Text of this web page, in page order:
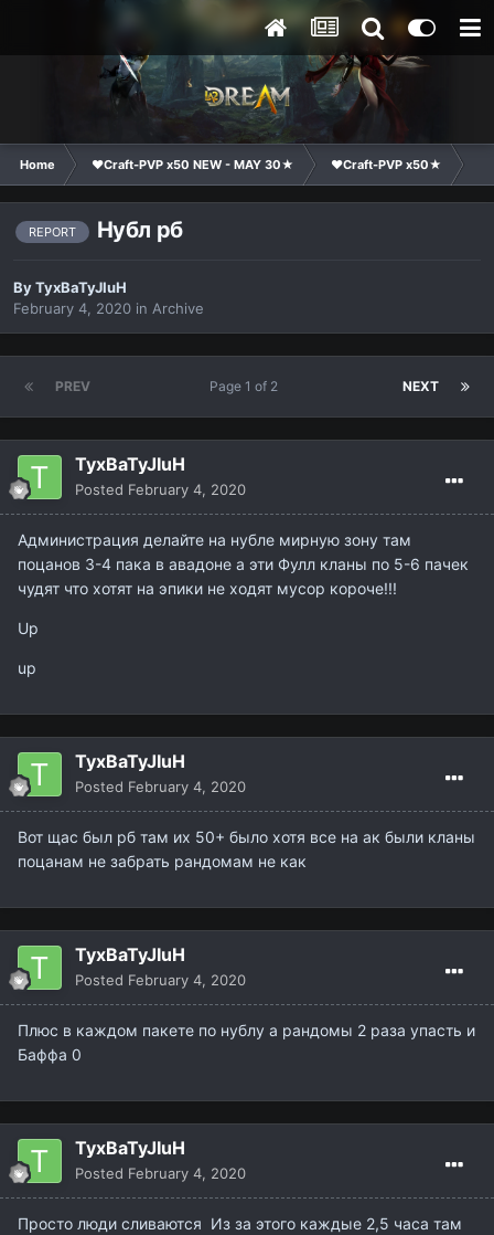
Home ❤Craft-PVP x50 NEW - MAY 30★ ❤Craft-PVP x50★
REPORT Нубл рб
ByTyxBaTyJIuH
February 4, 2020 in Archive
PREV NEXT
Page 1 of 2
TyxBaTyJIuH
Posted February 4, 2020
Администрация делайте на нубле мирную зону там
поцанов 3-4 пака в авадоне а эти Фулл кланы по 5-6 пачек
чудят что хотят на эпики не ходят мусор короче!!!
Up
up
TyxBaTyJIuH
Posted February 4, 2020
Вот щас был рб там их 50+ было хотя все на ак были кланы
поцанам не забрать рандомам не как
TyxBaTyJIuH
Posted February 4, 2020
Плюс в каждом пакете по нублу а рандомы 2 раза упасть и
Баффа 0
TyxBaTyJIuH
Posted February 4, 2020
Просто люди сливаются Из за этого каждые 2,5 часа там